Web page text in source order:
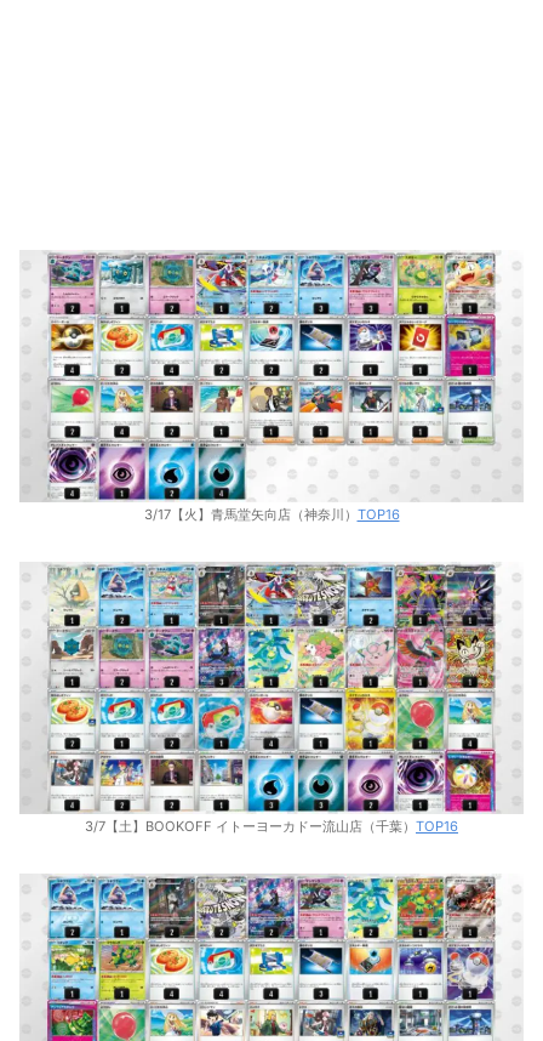
3/17【火】青馬堂矢向店（神奈川） TOP16
3/7【土】BOOKOFF イトーヨーカドー流山店（千葉） TOP16